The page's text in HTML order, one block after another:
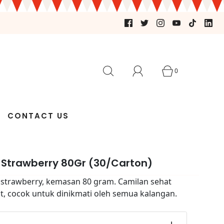
0
CONTACT US
Strawberry 80Gr (30/Carton)
kemasan 80 gram. Camilan sehat
cocok untuk dinikmati oleh semua kalangan.